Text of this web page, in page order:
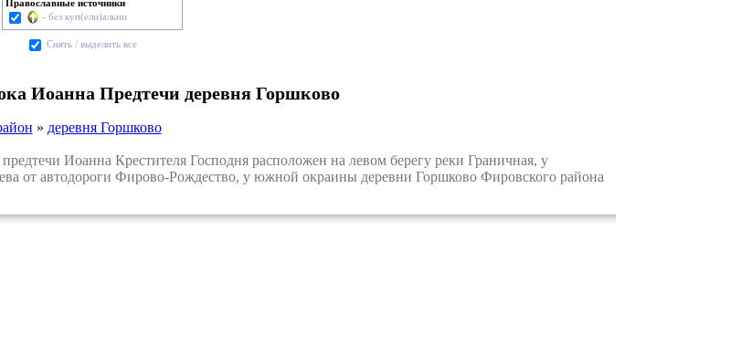
Православные источники
- без куп(ели)альни
Cнять / выделить все
Иоанна Предтечи деревня Горшково
» деревня Горшково
Иоанна Крестителя Господня расположен на левом берегу реки Граничная, у
от автодороги Фирово-Рождество, у южной окраины деревни Горшково Фировского района